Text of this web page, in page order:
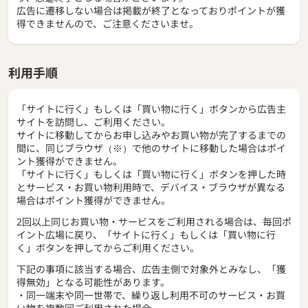
広告に遷移しない場合は掲載が終了となっておりポイントが獲
得できませんので、ご注意くださいませ。
利用手順
「サイトに行く」もしくは「買い物に行く」ボタンから広告主
サイトを訪問し、ご利用ください。
サイトに移動してからお申し込みやお買い物が完了するまでの
間に、同じブラウザ（※）で他のサイトに移動した場合はポイ
ント獲得ができません。
「サイトに行く」もしくは「買い物に行く」ボタンを押した時
とサービス・お買い物利用時で、デバイス・ブラウザが異なる
場合はポイント獲得ができません。
2回以上同じお買い物・サービスをご利用される場合は、毎回ポ
イント広場に戻り、「サイトに行く」もしくは「買い物に行
く」ボタンを押してからご利用ください。
下記の事項に該当する場合、広告主側で対象外とみなし、「獲
得無効」となる可能性があります。
・同一端末や同一世帯で、繰り返し利用不可のサービス・お買